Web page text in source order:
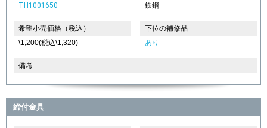
TH1001650
鉄鋼
希望小売価格（税込）
\1,200(税込\1,320)
下位の補修品
あり
備考
締付金具